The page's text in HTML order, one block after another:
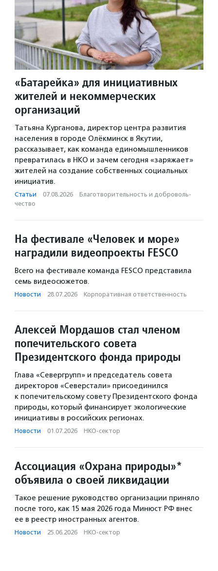
«Батарейка» для инициативных
жителей и некоммерческих
организаций
Татьяна Курганова, директор центра развития
населения в городе Олёкминск в Якутии,
рассказывает, как команда единомышленников
превратилась в НКО и зачем сегодня «заряжает»
жителей на создание собственных социальных
инициатив.
Статьи · 07.08.2026 · Благотвори­тель­ность и доброволь­
чест­во
На фестивале «Человек и море»
наградили видеопроекты FESCO
Всего на фестивале команда FESCO представила
семь видеосюжетов.
Новости · 28.07.2026 · Корпоративная ответственность
Алексей Мордашов стал членом
попечительского совета
Президентского фонда природы
Глава «Севергрупп» и председатель совета
директоров «Северстали» присоединился
к попечительскому совету Президентского фонда
природы, который финансирует экологические
инициативы в российских регионах.
Новости · 01.07.2026 · НКО-сектор
Ассоциация «Охрана природы»*
объявила о своей ликвидации
Такое решение руководство организации приняло
после того, как 15 мая 2026 года Минюст РФ внес
ее в реестр иностранных агентов.
Новости · 25.06.2026 · НКО-сектор